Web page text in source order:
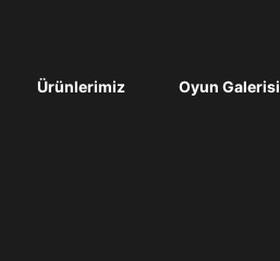
Ürünlerimiz Oyun Galerisi